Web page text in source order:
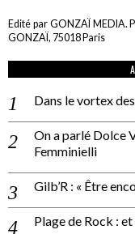
Edité par GONZAÏ MEDIA.
GONZAÏ, 75018 Paris
Dans le vortex
On a parlé Dolce
Femminielli
Gilb’R : « Être
Plage de Rock :